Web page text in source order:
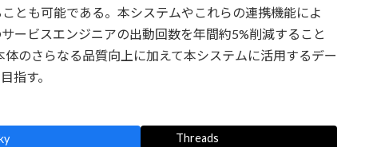
とも可能である。本システムやこれらの連携機能によ
ービスエンジニアの出動回数を年間約5%削減すること
のさらなる品質向上に加えて本システムに活用するデー
指す。
Threads